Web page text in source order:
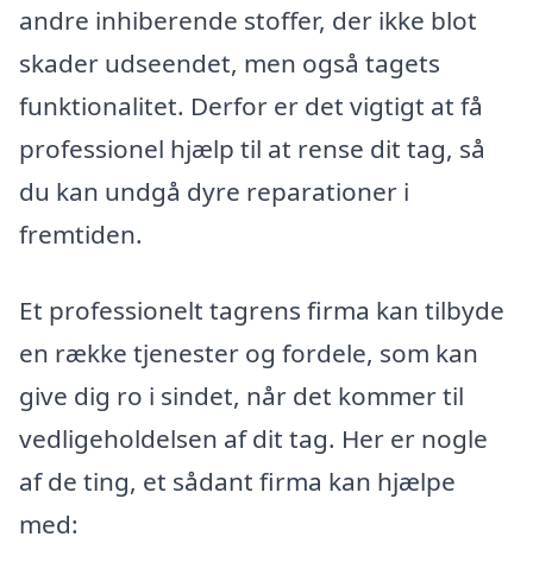
andre inhiberende stoffer, der ikke blot
skader udseendet, men også tagets
funktionalitet. Derfor er det vigtigt at få
professionel hjælp til at rense dit tag, så
du kan undgå dyre reparationer i
fremtiden.
Et professionelt tagrens firma kan tilbyde
en række tjenester og fordele, som kan
give dig ro i sindet, når det kommer til
vedligeholdelsen af dit tag. Her er nogle
af de ting, et sådant firma kan hjælpe
med: